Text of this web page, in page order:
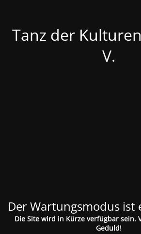
Tanz der
V.
Der Wartungsmodus ist
Die Site wird in Kürze verfügbar sein.
Geduld!